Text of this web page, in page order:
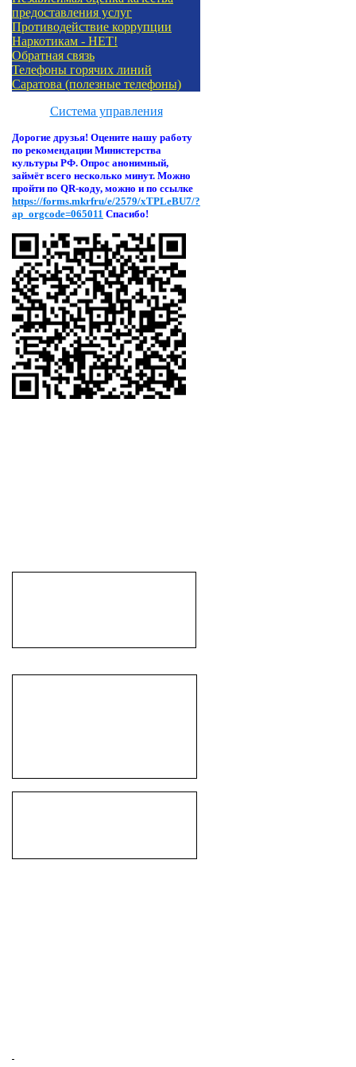
предоставления услуг
Противодействие коррупции
Наркотикам - НЕТ!
Обратная связь
Телефоны горячих линий
Саратова (полезные телефоны)
Система управления
Дорогие друзья! Оцените нашу работу
по рекомендации Министерства
культуры РФ. Опрос анонимный,
займёт всего несколько минут. Можно
пройти по QR-коду, можно и по ссылке
https://forms.mkrfru/e/2579/xTPLeBU7/?
ap_orgcode=065011 Спасибо!